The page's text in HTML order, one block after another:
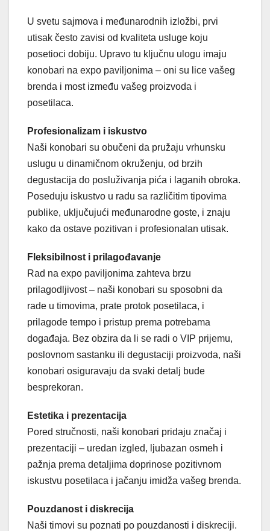
U svetu sajmova i međunarodnih izložbi, prvi
utisak često zavisi od kvaliteta usluge koju
posetioci dobiju. Upravo tu ključnu ulogu imaju
konobari na expo paviljonima – oni su lice vašeg
brenda i most između vašeg proizvoda i
posetilaca.
Profesionalizam i iskustvo
Naši konobari su obučeni da pružaju vrhunsku
uslugu u dinamičnom okruženju, od brzih
degustacija do posluživanja pića i laganih obroka.
Poseduju iskustvo u radu sa različitim tipovima
publike, uključujući međunarodne goste, i znaju
kako da ostave pozitivan i profesionalan utisak.
Fleksibilnost i prilagođavanje
Rad na expo paviljonima zahteva brzu
prilagodljivost – naši konobari su sposobni da
rade u timovima, prate protok posetilaca, i
prilagode tempo i pristup prema potrebama
događaja. Bez obzira da li se radi o VIP prijemu,
poslovnom sastanku ili degustaciji proizvoda, naši
konobari osiguravaju da svaki detalj bude
besprekoran.
Estetika i prezentacija
Pored stručnosti, naši konobari pridaju značaj i
prezentaciji – uredan izgled, ljubazan osmeh i
pažnja prema detaljima doprinose pozitivnom
iskustvu posetilaca i jačanju imidža vašeg brenda.
Pouzdanost i diskrecija
Naši timovi su poznati po pouzdanosti i diskreciji.